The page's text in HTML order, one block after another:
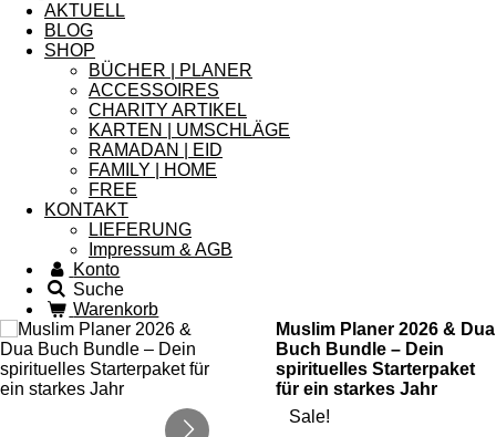
AKTUELL
BLOG
SHOP
BÜCHER | PLANER
ACCESSOIRES
CHARITY ARTIKEL
KARTEN | UMSCHLÄGE
RAMADAN | EID
FAMILY | HOME
FREE
KONTAKT
LIEFERUNG
Impressum & AGB
Konto
Suche
Warenkorb
Muslim Planer 2026 & Dua
Buch Bundle – Dein
spirituelles Starterpaket
für ein starkes Jahr
Sale!